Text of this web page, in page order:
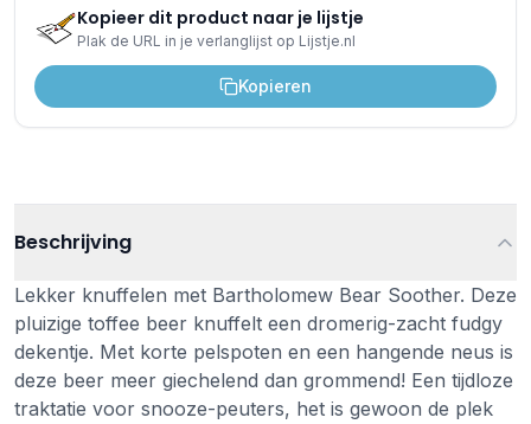
Kopieer dit product naar je lijstje
Plak de URL in je verlanglijst op Lijstje.nl
Kopieren
Beschrijving
Lekker knuffelen met Bartholomew Bear Soother. Deze
pluizige toffee beer knuffelt een dromerig-zacht fudgy
dekentje. Met korte pelspoten en een hangende neus is
deze beer meer giechelend dan grommend! Een tijdloze
traktatie voor snooze-peuters, het is gewoon de plek